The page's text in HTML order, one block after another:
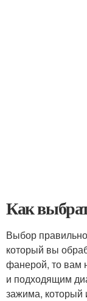
Как
Выбор
который вы
фанерой, то вам
и подходящим
зажима, который